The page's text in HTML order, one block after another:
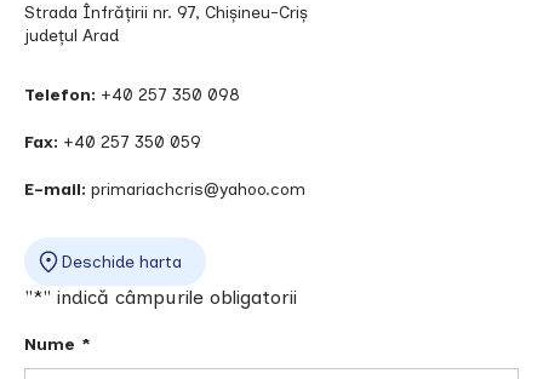
"*" indică câmpurile obligatorii
Nume *
Strada Înfrățirii nr. 97, Chișineu-Criș
județul Arad
Telefon: +40 257 350 098
Fax: +40 257 350 059
E-mail: primariachcris@yahoo.com
Deschide harta